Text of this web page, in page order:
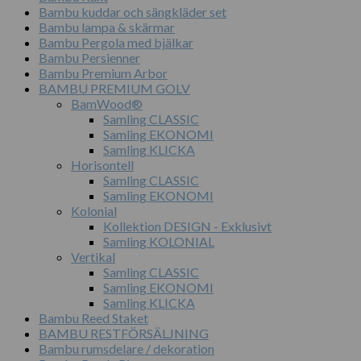
Bambu kuddar och sängkläder set
Bambu lampa & skärmar
Bambu Pergola med bjälkar
Bambu Persienner
Bambu Premium Arbor
BAMBU PREMIUM GOLV
BamWood®
Samling CLASSIC
Samling EKONOMI
Samling KLICKA
Horisontell
Samling CLASSIC
Samling EKONOMI
Kolonial
Kollektion DESIGN - Exklusivt
Samling KOLONIAL
Vertikal
Samling CLASSIC
Samling EKONOMI
Samling KLICKA
Bambu Reed Staket
BAMBU RESTFÖRSÄLJNING
Bambu rumsdelare / dekoration